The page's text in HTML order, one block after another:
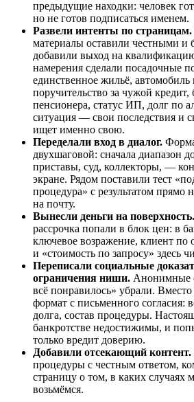
предыдущие находки: человек
но не готов подписаться именем.
Развели интенты по страницам.
материалы оставили честными и
добавили выход на
намерения сделали посадочные
единственное жильё, автомобиль
поручительство за чужой кредит,
пенсионера, статус ИП, долг по
ситуация — свои последствия и
ищет именно свою.
Переделали вход в диалог.
двухшаговой: сначала диапазон
приставы, суд, коллекторы, —
экране. Рядом поставили тест
процедура» с результатом прямо
на почту.
Вынесли деньги на поверхность.
рассрочка попали в блок цен: в
ключевое возражение, клиент по
и «стоимость по запросу» здесь
Переписали социальные
ограничения ниши. Анонимные
всё понравилось» убрали.
формат с письменного согласия:
долга, состав процедуры.
банкротстве недостижимы, и
только вредит доверию.
Добавили отсекающий контент.
процедуры с честным ответом,
страницу о том, в каких случаях
возьмёмся.